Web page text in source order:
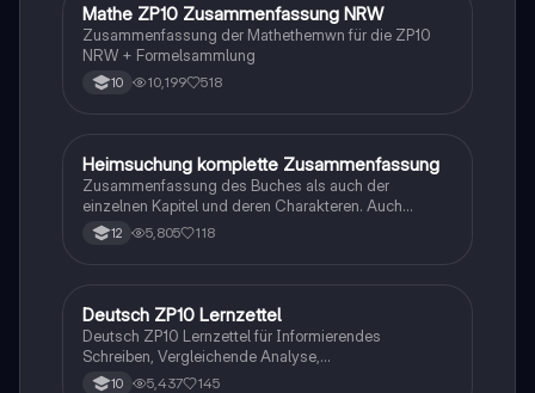
Mathe
Mathe ZP10 Zusammenfassung NRW
Zusammenfassung der Mathethemwn für die ZP10
NRW + Formelsammlung
10 10,199 518
Deutsch
Heimsuchung komplette Zusammenfassung
Zusammenfassung des Buches als auch der
einzelnen Kapitel und deren Charakteren. Auch
tabellarisch. Im Unterricht ohne KI erstellt
12 5,805 118
Deutsch
Deutsch ZP10 Lernzettel
Deutsch ZP10 Lernzettel für Informierendes
Schreiben, Vergleichende Analyse,
Sachtexte/Roman/Gedicht..
10 5,437 145